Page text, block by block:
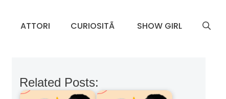
ATTORI CURIOSITÃ SHOW GIRL
Related Posts: